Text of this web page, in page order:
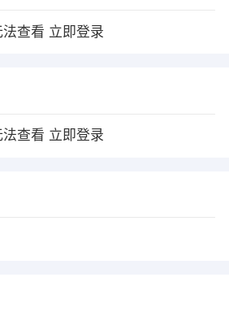
查看 立即登录
查看 立即登录